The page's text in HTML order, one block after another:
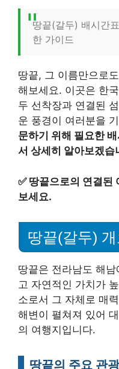
땅끝(갈두) 배시간
한 가이드
땅끝, 그 이름만으로
해보세요. 이곳은 한
두 선착장과 연결된
운 풍경이 여러분을
문하기 위해 필요한
서 상세히 알아보겠습
✅ 땅끝으로의 연결된
보세요.
땅끝(갈두) 개
땅끝은 전라남도 해
고 자연적인 가치가
소로서 그 자체로 매
해변이 펼쳐져 있어
의 여행지입니다.
땅끝의 주요 관